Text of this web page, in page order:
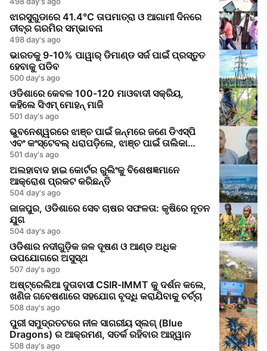
ଝାରସୁଗୁଡାରେ 41.4°C ତାପମାତ୍ରା ଓ ଆଗାମୀ ଦିନରେ
ତୀବ୍ର ଗରମିର ସମ୍ଭାବନା
498 day's ago
ଭାରତକୁ 9-10% ପାୱାର୍ ଡିମାଣ୍ଡ ସର୍ଜ ପାଇଁ ପ୍ରସ୍ତୁତ
ହେବାକୁ ପଡିବ
500 day's ago
ଓଡିଶାରେ କେବଳ 100-120 ମାଓବାଦୀ ସକ୍ରିୟ,
କହିଲେ ସିଏମ୍ ମୋହନ୍ ମାଜି
501 day's ago
ଭୁବନେଶ୍ୱରରେ ଝାଞ୍ଚ ପାଇଁ ଜନ୍ମରେ ଜଣେ ଡିଏସ୍‌ପି
ଏବଂ କଂସ୍ଟେବଲ୍ ଧରାପଡ଼ିଲେ, ଝାଞ୍ଚ ପାଇଁ ତାଲିକା
କରାଗଲା ତାଲିକା
501 day's ago
ଅଲହାବାଦ ହାଇ କୋର୍ଟର ରୁଲିଂକୁ ବିଶେଷଜ୍ଞମାନେ
ଆକ୍ରୋଶ ପ୍ରକଟ କରିଛନ୍ତି
504 day's ago
ଜାଜପୁର, ଓଡିଶାରେ ସେବ ଚାଷର ସଫଳତା: କୃଷିରେ ନୂତନ
ଯୁଗ
504 day's ago
ଓଡିଶାର ନଦୀଗୁଡ଼ିକ ଜଳ ଦୂଷଣ ଓ ଆଣ୍ଡ ଅଧିକ
ଉପଯୋଗରେ ଅସୁସ୍ଥ
507 day's ago
ଅଷ୍ଟ୍ରେଲିଆ ଦୁତାବାସୀ CSIR-IMMT କୁ ଦର୍ଶନ କଲେ,
ଖଣିଜ ଗବେଷଣାରେ ସହଯୋଗ ବୃଦ୍ଧି କରାଯିବାକୁ ଚର୍ଚ୍ଚା
508 day's ago
ପୁରୀ ସମୁଦ୍ରତଟରେ ନୀଳ ସାଗରୀୟ ସ୍ଲଗ୍ (Blue
Dragons) ର ଆକ୍ରମଣ, ସତର୍କ ରହିବାର ଆହ୍ୱାନ
508 day's ago